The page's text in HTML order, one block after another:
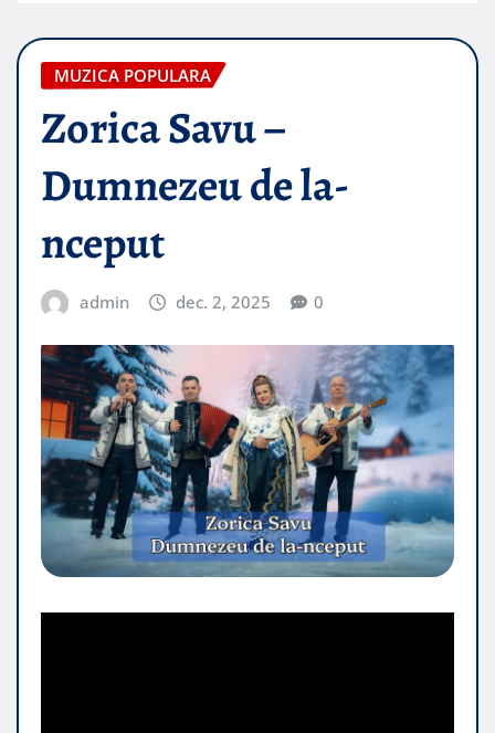
MUZICA POPULARA
Zorica Savu –
Dumnezeu de la-
nceput
admin dec. 2, 2025 0